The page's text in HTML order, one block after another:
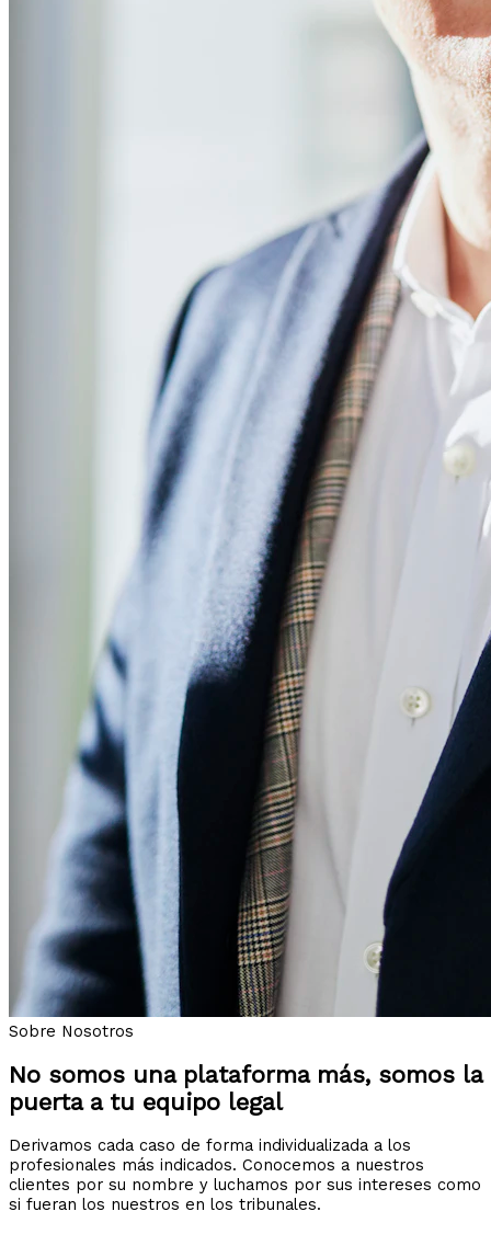
Sobre Nosotros
No somos una plataforma más, somos la
puerta a tu equipo legal
Derivamos cada caso de forma individualizada a los
profesionales más indicados. Conocemos a nuestros
clientes por su nombre y luchamos por sus intereses como
si fueran los nuestros en los tribunales.